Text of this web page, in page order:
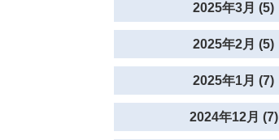
2025年3月 (5)
2025年2月 (5)
2025年1月 (7)
2024年12月 (7)